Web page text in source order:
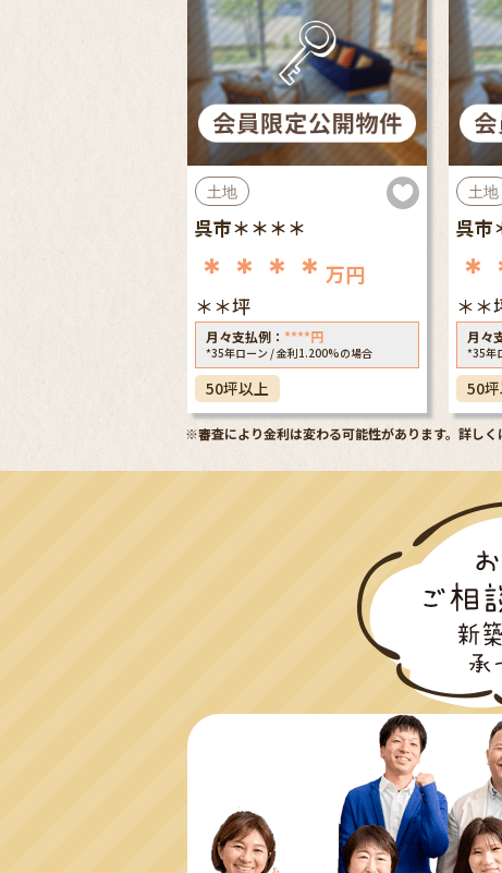
土地
呉市＊＊＊＊
＊＊＊＊ 万円
＊＊坪
月々支払例： ****円
*35年ローン / 金利1.200%の場合
50坪以上
土地
呉市
＊
＊＊
月々
*35年
50
※審査により金利は変わる可能性があります。 詳しく